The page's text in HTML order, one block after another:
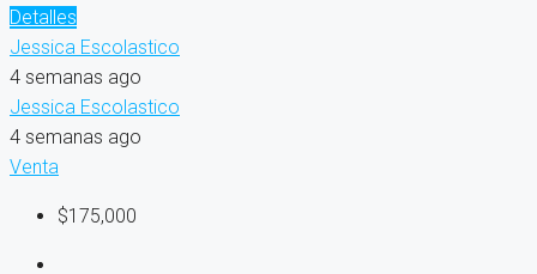
Detalles
Jessica Escolastico
4 semanas ago
Jessica Escolastico
4 semanas ago
Venta
$175,000